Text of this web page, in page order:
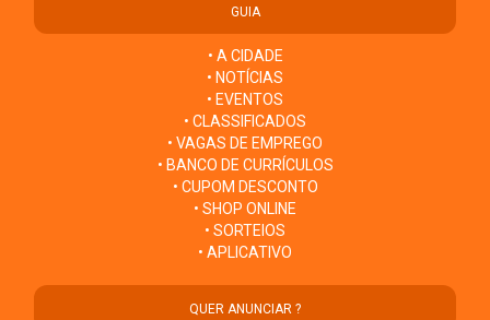
GUIA
• A CIDADE
• NOTÍCIAS
• EVENTOS
• CLASSIFICADOS
• VAGAS DE EMPREGO
• BANCO DE CURRÍCULOS
• CUPOM DESCONTO
• SHOP ONLINE
• SORTEIOS
• APLICATIVO
QUER ANUNCIAR ?